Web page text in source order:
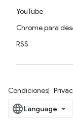
YouTube
Chrome para
RSS
Condiciones